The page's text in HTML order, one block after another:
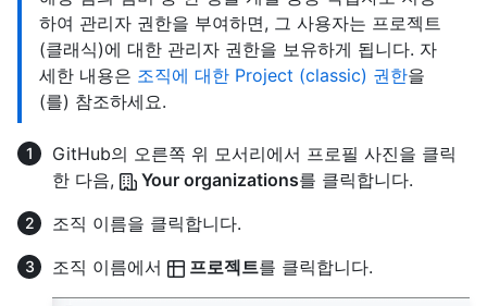
하여 관리자 권한을 부여하면, 그 사용자는 프로젝트
(클래식)에 대한 관리자 권한을 보유하게 됩니다. 자
세한 내용은 조직에 대한 Project (classic) 권한을
(를) 참조하세요.
GitHub의 오른쪽 위 모서리에서 프로필 사진을 클릭
한 다음,
Your organizations를 클릭합니다.
조직 이름을 클릭합니다.
조직 이름에서
프로젝트를 클릭합니다.